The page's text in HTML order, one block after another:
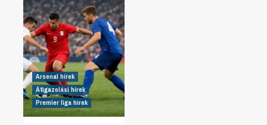
Arsenal hírek
Átigazolási hírek
Premier liga hírek